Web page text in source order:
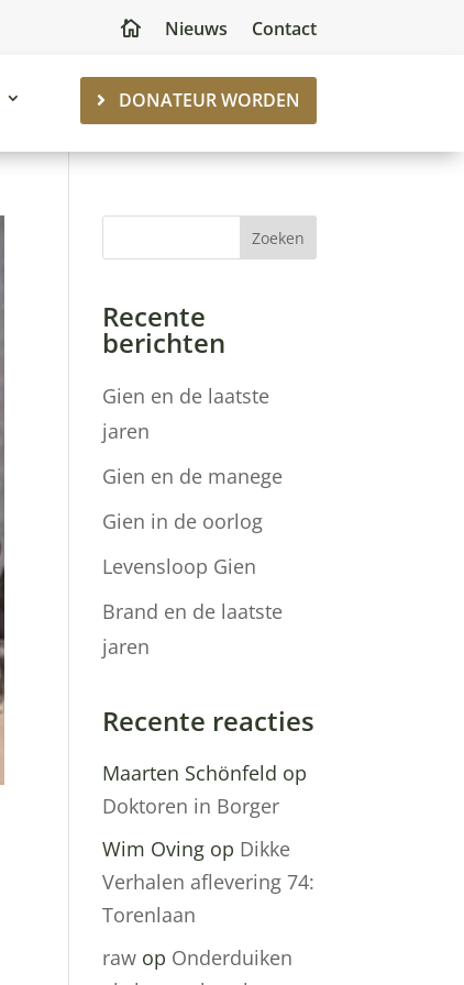
 Nieuws Contact
DONATEUR WORDEN
Zoeken
Recente
berichten
Gien en de laatste
jaren
Gien en de manege
Gien in de oorlog
Levensloop Gien
Brand en de laatste
jaren
Recente reacties
Maarten Schönfeld op
Doktoren in Borger
Wim Oving op Dikke
Verhalen aflevering 74:
Torenlaan
raw op Onderduiken